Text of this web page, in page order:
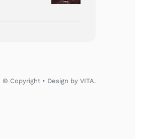
© Copyright • Design by VITA.